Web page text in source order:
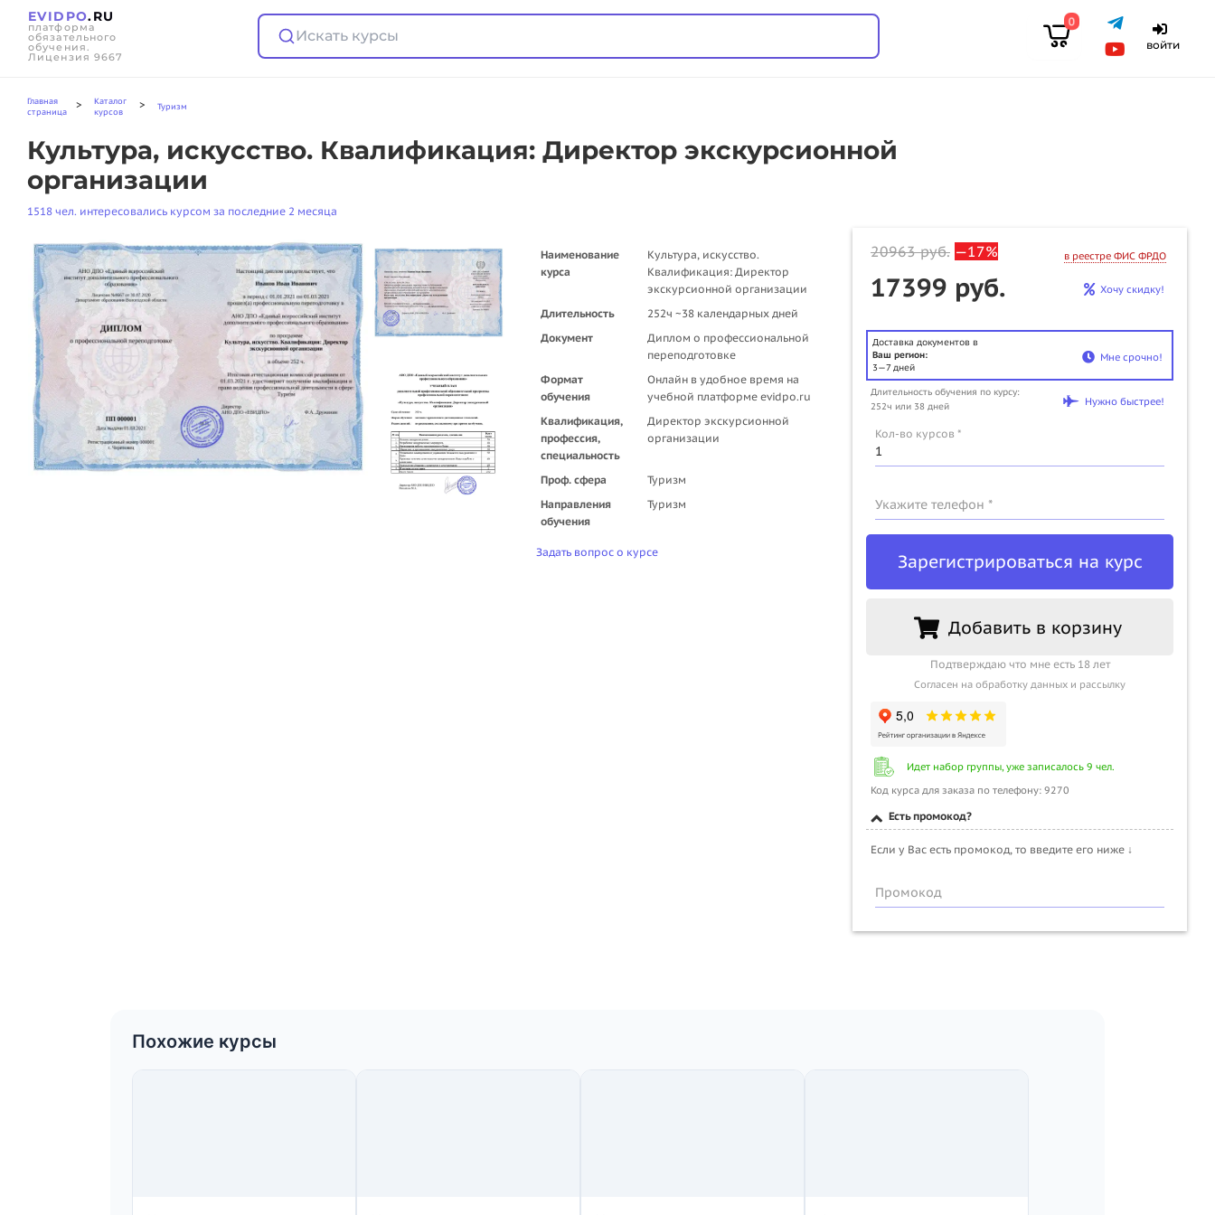
EVIDPO.RU
платформа
обязательного
обучения.
Лицензия 9667
Искать курсы
0
войти
Главная
страница
>
Каталог
курсов
> Туризм
Культура, искусство. Квалификация: Директор экскурсионной
организации
1518 чел. интересовались курсом за последние 2 месяца
Наименование
курса
Культура, искусство.
Квалификация: Директор
экскурсионной организации
Длительность
252ч ~38 календарных дней
Документ
Диплом о профессиональной
переподготовке
Формат
обучения
Онлайн в удобное время на
учебной платформе evidpo.ru
Квалификация,
профессия,
специальность
Директор экскурсионной
организации
Проф. сфера
Туризм
Направления
обучения
Туризм
Задать вопрос о курсе
20963руб. —17% в реестре ФИС ФРДО
17399 руб. Хочу скидку!
Доставка документов в
Ваш регион:
3—7 дней
Мне срочно!
Длительность обучения по курсу:
252ч или 38 дней
Нужно быстрее!
Кол-во курсов *
Укажите телефон *
Зарегистрироваться на курс
Добавить в корзину
Подтверждаю что мне есть 18 лет
Согласен на обработку данных и рассылку
Идет набор группы, уже записалось 9 чел.
Код курса для заказа по телефону: 9270
Есть промокод?
Если у Вас есть промокод, то введите его ниже ↓
Промокод
Похожие курсы